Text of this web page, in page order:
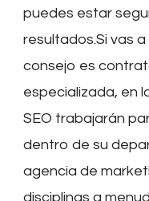
puedes estar
resultados.Si vas
consejo es
especializada, en
SEO trabajarán
dentro de su
agencia de
disciplinas a